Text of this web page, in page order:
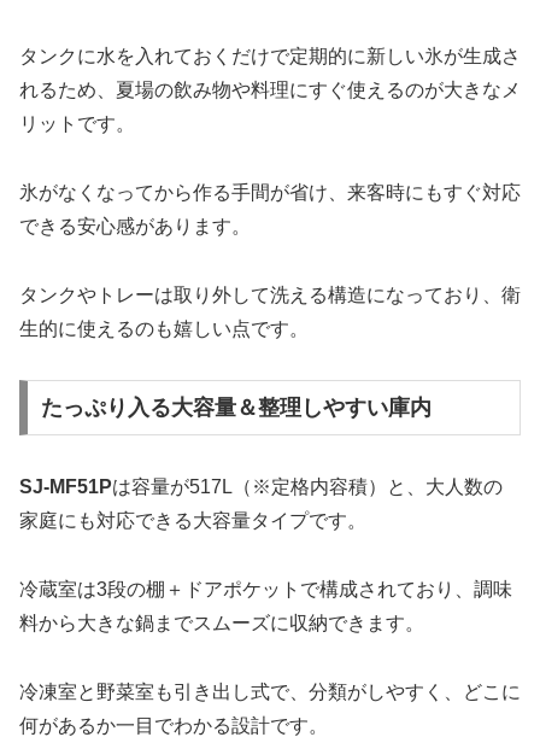
タンクに水を入れておくだけで定期的に新しい氷が生成さ
れるため、夏場の飲み物や料理にすぐ使えるのが大きなメ
リットです。
氷がなくなってから作る手間が省け、来客時にもすぐ対応
できる安心感があります。
タンクやトレーは取り外して洗える構造になっており、衛
生的に使えるのも嬉しい点です。
たっぷり入る大容量＆整理しやすい庫内
SJ-MF51Pは容量が517L（※定格内容積）と、大人数の
家庭にも対応できる大容量タイプです。
冷蔵室は3段の棚＋ドアポケットで構成されており、調味
料から大きな鍋までスムーズに収納できます。
冷凍室と野菜室も引き出し式で、分類がしやすく、どこに
何があるか一目でわかる設計です。